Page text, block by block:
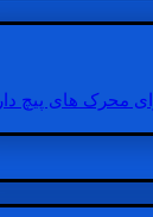
محرک های پیچ دار